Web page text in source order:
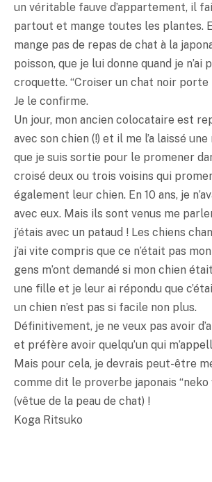
un véritable fauve d’appartement, il
partout et mange toutes les plantes.
mange pas de repas de chat à la
poisson, que je lui donne quand je n’ai
croquette. “Croiser un chat noir porte
Je le confirme.
Un jour, mon ancien colocataire est
avec son chien (!) et il me l’a laissé
que je suis sortie pour le promener
croisé deux ou trois voisins qui
également leur chien. En 10 ans, je
avec eux. Mais ils sont venus me
j’étais avec un pataud ! Les chiens
j’ai vite compris que ce n’était pas
gens m’ont demandé si mon chien
une fille et je leur ai répondu que
un chien n’est pas si facile non plus.
Définitivement, je ne veux pas avoir
et préfère avoir quelqu’un qui
Mais pour cela, je devrais peut-être
comme dit le proverbe japonais “neko
(vêtue de la peau de chat) !
Koga Ritsuko